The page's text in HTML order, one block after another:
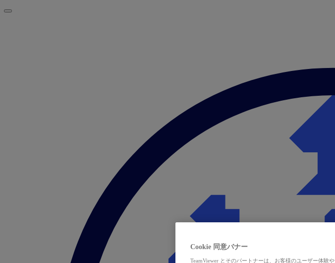
Cookie 同意バナー
TeamViewer とそのパートナーは、お客様のユーザー体験